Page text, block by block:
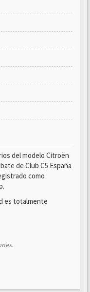
del modelo Citroën
de Club C5 España
como
es totalmente